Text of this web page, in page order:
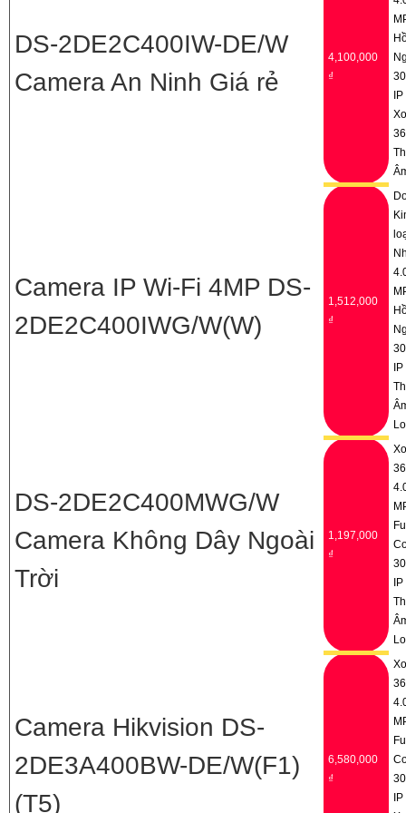
DS-2DE2C400IW-DE/W
Camera An Ninh Giá rẻ
4,100,000
₫
IP
Camera IP Wi-Fi 4MP DS-
2DE2C400IWG/W(W)
1,512,000
₫
IP
DS-2DE2C400MWG/W
Camera Không Dây Ngoài
Trời
1,197,000
₫
IP
Camera Hikvision DS-
2DE3A400BW-DE/W(F1)
(T5)
6,580,000
₫
IP